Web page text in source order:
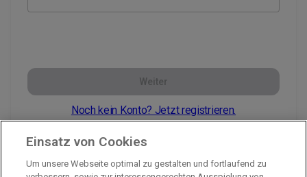
Weiter
Noch kein Konto? Jetzt registrieren.
Impressum
Einsatz von Cookies
Um unsere Webseite optimal zu gestalten und fortlaufend zu